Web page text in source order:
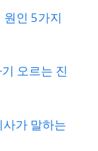
원인 5가지
오르는 진
가 말하는